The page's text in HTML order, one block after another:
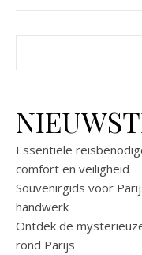
Essentiële
comfort en veiligheid
Souvenirgids voor
handwerk
Ontdek de
rond Parijs